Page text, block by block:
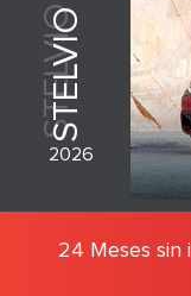
STELVIO
STELVIO
2026
24 Meses sin